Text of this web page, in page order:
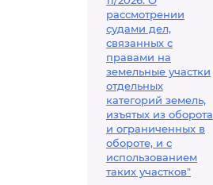
рассмотрении
судами дел,
связанных с
правами на
земельные участки
отдельных
категорий земель,
изъятых из оборота
и ограниченных в
обороте, и с
использованием
таких участков"